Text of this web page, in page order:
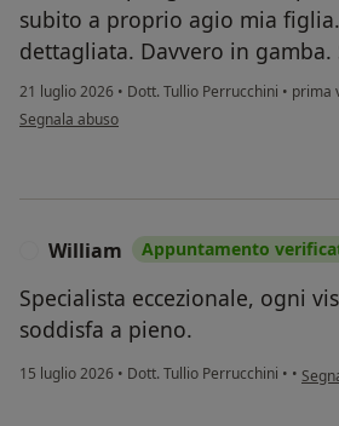
subito a proprio agio mia
dettagliata. Davvero in gamba.
21 luglio 2026 • Dott. Tullio Perrucchini • prima
secondo l'opinione dell'utente Antonella
Segnala abuso
William Appuntamento
Specialista eccezionale, ogni
soddisfa a pieno.
15 luglio 2026 • Dott. Tullio Perrucchini • •